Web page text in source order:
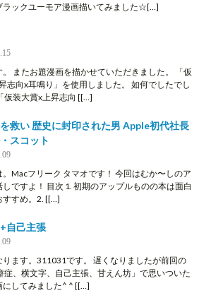
ラックユーモア漫画描いてみました☆[…]
。 またお題漫画を描かせていただきました。 「仮
志向x耳鳴り」を使用しました。 如何でしたでし
仮装大賞x上昇志向 [[…]
救い 歴史に封印された男 Apple初代社長
スコット
。Macフリーク タマオです！ 今回はむか〜しのア
しですよ！ 目次 1. 初期のアップルものの本は面白
すすめ。2. [[…]
自己主張
ります。311031です。 遅くなりましたが前回の
症、横文字、自己主張、甘えん坊」で思いついた
にしてみました^ ^ [[…]